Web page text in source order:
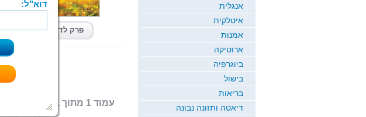
פרק לדוגמא
עמוד 1 מתוך 1
אנגלית
איטלקית
אמנות
ארוטיקה
ביוגרפיה
בישול
בריאות
דיאטה ותזונה נבונה